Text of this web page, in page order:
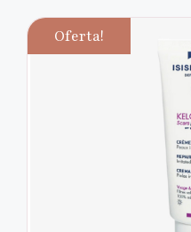
Oferta!